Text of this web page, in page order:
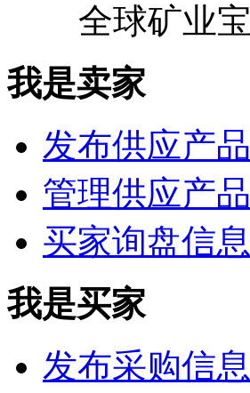
全球矿业宝
我是卖家
发布供应产品
管理供应产品
买家询盘信息
我是买家
发布采购信息